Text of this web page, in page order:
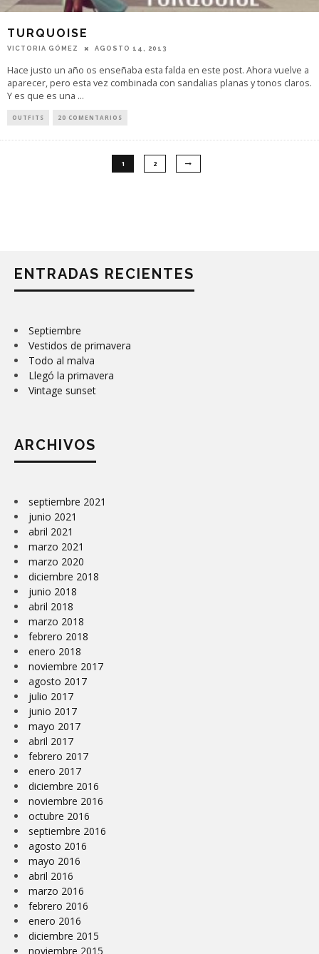
TURQUOISE
VICTORIA GÓMEZ AGOSTO 14, 2013
Hace justo un año os enseñaba esta falda en este post. Ahora vuelve a
aparecer, pero esta vez combinada con sandalias planas y tonos claros.
Y es que es una ...
OUTFITS 20 COMENTARIOS
1 2
ENTRADAS RECIENTES
Septiembre
Vestidos de primavera
Todo al malva
Llegó la primavera
Vintage sunset
ARCHIVOS
septiembre 2021
junio 2021
abril 2021
marzo 2021
marzo 2020
diciembre 2018
junio 2018
abril 2018
marzo 2018
febrero 2018
enero 2018
noviembre 2017
agosto 2017
julio 2017
junio 2017
mayo 2017
abril 2017
febrero 2017
enero 2017
diciembre 2016
noviembre 2016
octubre 2016
septiembre 2016
agosto 2016
mayo 2016
abril 2016
marzo 2016
febrero 2016
enero 2016
diciembre 2015
noviembre 2015